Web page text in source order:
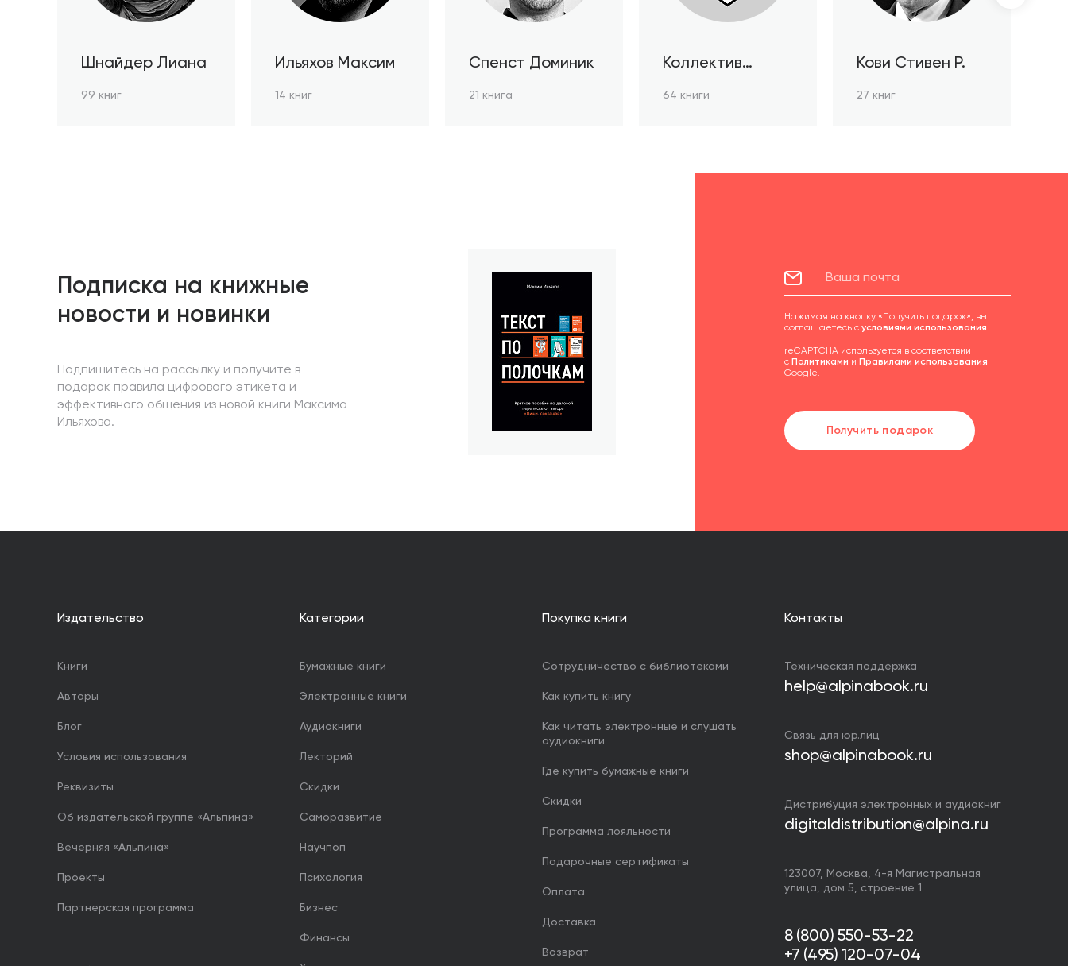
Шнайдер Лиана
99 книг
Ильяхов Максим
14 книг
Спенст Доминик
21 книга
Коллектив
64 книги
Кови Стивен Р.
27 книг
Подписка на книжные
новости и новинки
Подпишитесь на рассылку и получите в
подарок правила цифрового этикета и
эффективного общения из новой книги Максима
Ильяхова.
Нажимая на кнопку «Получить подарок», вы
соглашаетесь с условиями использования.
reCAPTCHA используется в соответствии
с Политиками и Правилами использования
Google.
Получить подарок
Издательство
Книги
Авторы
Блог
Условия использования
Реквизиты
Об издательской группе «Альпина»
Вечерняя «Альпина»
Проекты
Партнерская программа
Категории
Бумажные книги
Электронные книги
Аудиокниги
Лекторий
Скидки
Саморазвитие
Научпоп
Психология
Бизнес
Финансы
Покупка книги
Сотрудничество с библиотеками
Как купить книгу
Как читать электронные и слушать
аудиокниги
Где купить бумажные книги
Скидки
Программа лояльности
Подарочные сертификаты
Оплата
Доставка
Возврат
Контакты
Техническая поддержка
help@alpinabook.ru
Связь для юр.лиц
shop@alpinabook.ru
Дистрибуция электронных и аудиокниг
digitaldistribution@alpina.ru
123007, Москва, 4-я Магистральная
улица, дом 5, строение 1
8 (800) 550-53-22
+7 (495) 120-07-04